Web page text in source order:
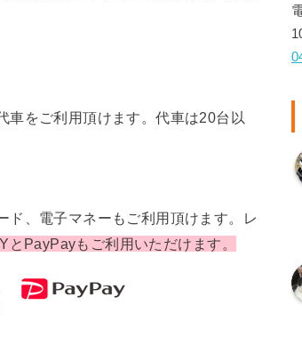
車をご利用頂けます。代車は20台以
ド、電子マネーもご利用頂けます。レ
とPayPayもご利用いただけます。